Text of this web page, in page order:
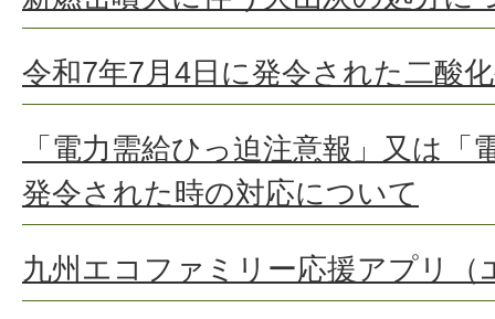
令和7年7月4日に発令された二酸
「電力需給ひっ迫注意報」又は「
発令された時の対応について
九州エコファミリー応援アプリ